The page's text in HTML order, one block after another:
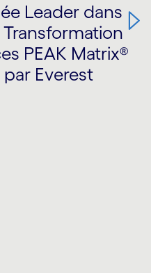
Leader dans
PEAK Matrix®
Everest